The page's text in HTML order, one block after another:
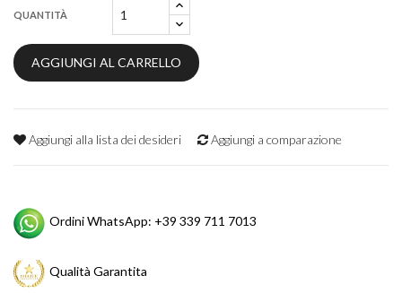
QUANTITÀ
AGGIUNGI AL CARRELLO
Aggiungi alla lista dei desideri Aggiungi a comparazione
Ordini WhatsApp: +39 339 711 7013
Qualità Garantita